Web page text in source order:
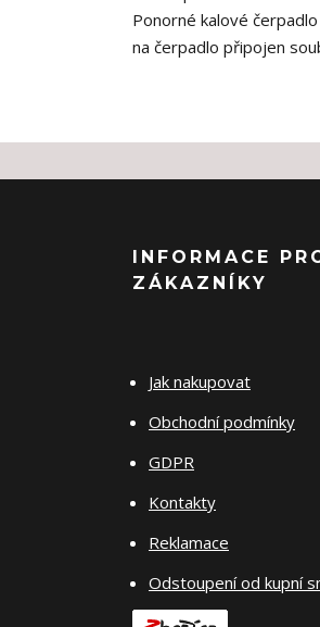
Ponorné kalové
na čerpadlo připojen
INFORMACE
ZÁKAZNÍKY
Jak nakupovat
Obchodní podmínky
GDPR
Kontakty
Reklamace
Odstoupení od kupní